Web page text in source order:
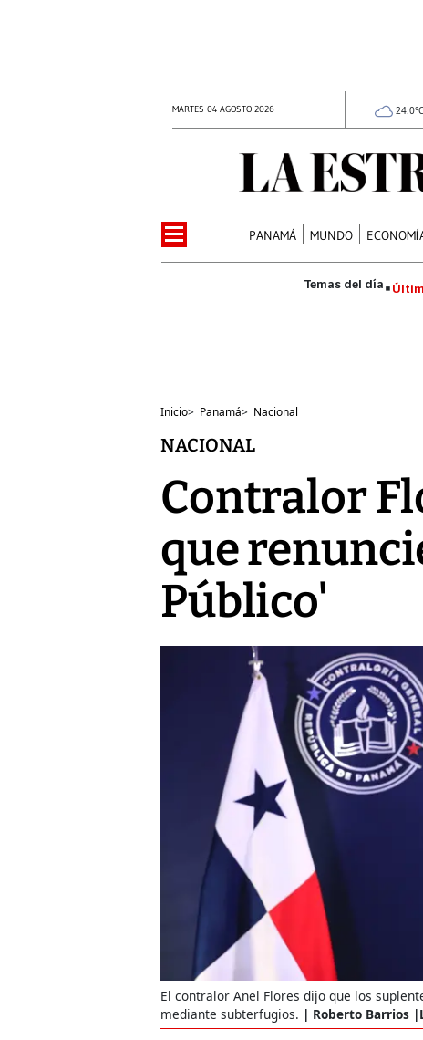
MARTES 04 AGOSTO 2026
PANAMÁ MUNDO
Inicio> Panamá> Nacional
NACIONAL
Contralor
que
Público'
El contralor Anel Flores dijo que los
mediante subterfugios.
Roberto Barrios